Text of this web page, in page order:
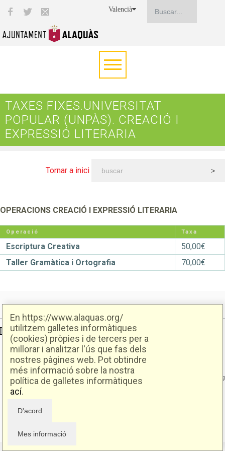
En https://www.alaquas.org/
utilitzem galletes informàtiques
(cookies) pròpies i de tercers per a
millorar i analitzar l'ús que fas dels
nostres pàgines web. Pot obtindre
més informació sobre la nostra
política de galletes informàtiques
ací.
Valencià
TAXES FIXES.UNIVERSITAT
POPULAR (UNPÀS). CREACIÓ I
EXPRESSIÓ LITERARIA
Tornar a inici
OPERACIONS CREACIÓ I EXPRESSIÓ LITERARIA
Operació Taxa
Escriptura Creativa
50,00€
Taller Gramàtica i Ortografia
70,00€
Ajuntament d'Alaquàs Creative Commons
Ajuntament d'Alaquàs.
C/. Major 88. CP: 46970 Alaquàs.dir3: L01460057
Tel.: 96 151 94 00 | FAX: 96 151 94 03 | info@alaquas.org